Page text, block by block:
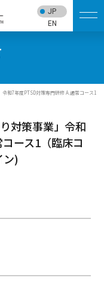
JP
EN
和7年度PTSD対策専門研修 A.通常コース1
対策事業」令和
ース1（臨床コ
ン)